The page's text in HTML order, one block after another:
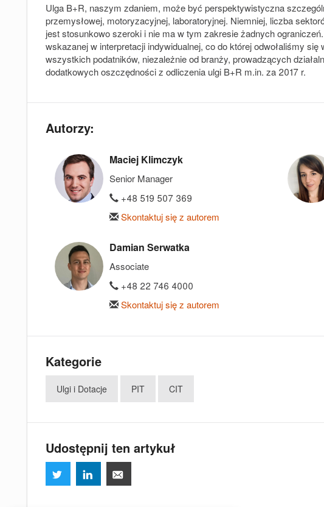
Ulga B+R, naszym zdaniem, może być perspektywistyczna
przemysłowej, motoryzacyjnej, laboratoryjnej. Niemniej, liczba
jest stosunkowo szeroki i nie ma w tym zakresie żadnych
wskazanej w interpretacji indywidualnej, co do której odwołaliśmy
wszystkich podatników, niezależnie od branży, prowadzących
dodatkowych oszczędności z odliczenia ulgi B+R m.in. za 2017 r.
Autorzy:
Maciej Klimczyk
Senior Manager
+48 519 507 369
Skontaktuj się z autorem
Damian Serwatka
Associate
+48 22 746 4000
Skontaktuj się z autorem
Kategorie
Ulgi i Dotacje PIT CIT
Udostępnij ten artykuł